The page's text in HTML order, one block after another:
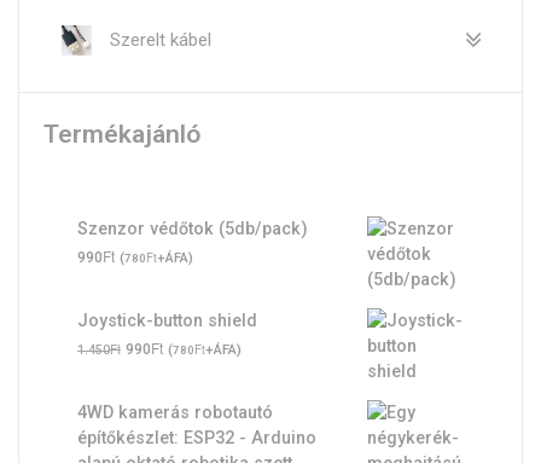
Szerelt kábel
Termékajánló
Szenzor védőtok (5db/pack)
990Ft (780Ft+ÁFA)
Joystick-button shield
1.450Ft Original
1.450Ft.
990FtCurrent
990Ft.
(780Ft+ÁFA)
4WD kamerás robotautó
építőkészlet: ESP32 - Arduino